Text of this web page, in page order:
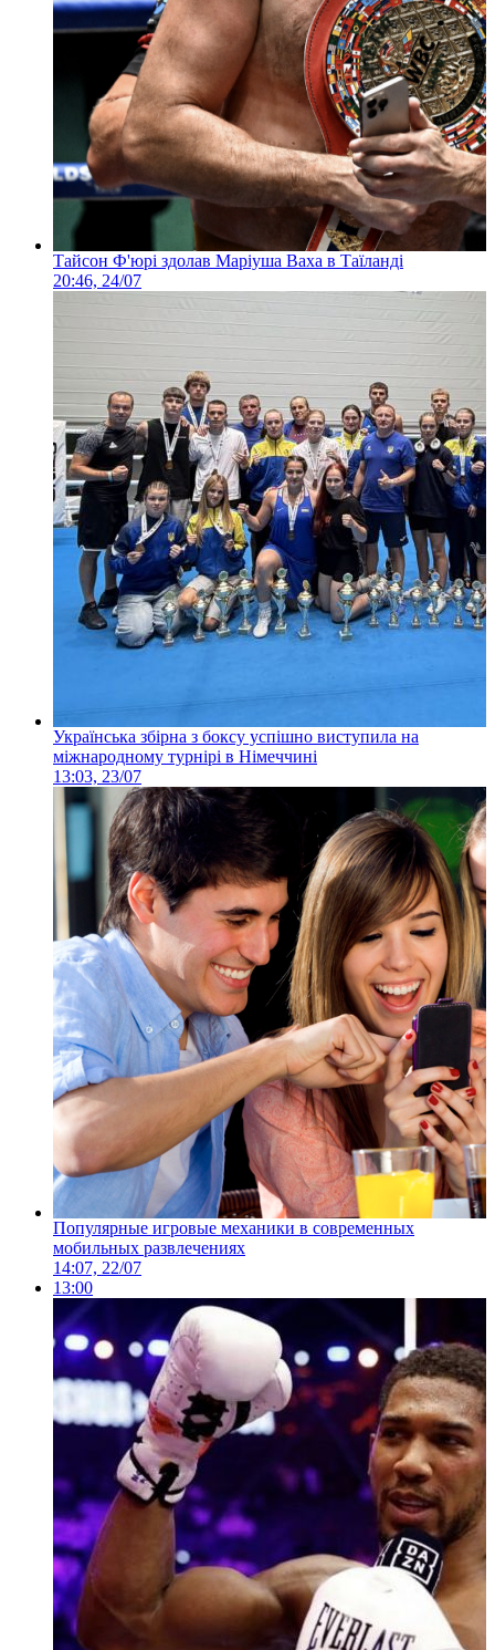
Тайсон Ф'юрі здолав Маріуша Ваха в Таїланді
20:46, 24/07
Українська збірна з боксу успішно виступила на
міжнародному турнірі в Німеччині
13:03, 23/07
Популярные игровые механики в современных
мобильных развлечениях
14:07, 22/07
13:00